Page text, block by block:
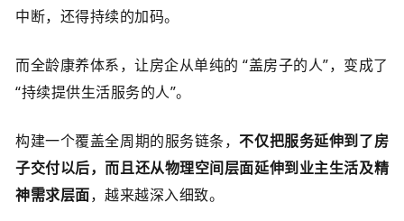
中断，还得持续的加码。
而全龄康养体系，让房企从单纯的 “盖房子的人”，变成了
“持续提供生活服务的人”。
构建一个覆盖全周期的服务链条，不仅把服务延伸到了房
子交付以后，而且还从物理空间层面延伸到业主生活及精
神需求层面，越来越深入细致。